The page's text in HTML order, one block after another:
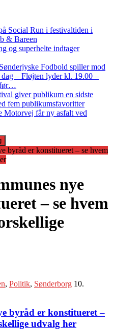
Social Run i festivaltiden i
& Bareen
og superhelte indtager
Fodbold spiller mod
– Fløjten lyder kl. 19.00 –
før…
giver publikum en sidste
fem publikumsfavoritter
Motorvej får ny asfalt ved
byråd er konstitueret – se hvem
nye
– se hvem
, Politik, Sønderborg 10.
byråd er konstitueret –
udvalg her